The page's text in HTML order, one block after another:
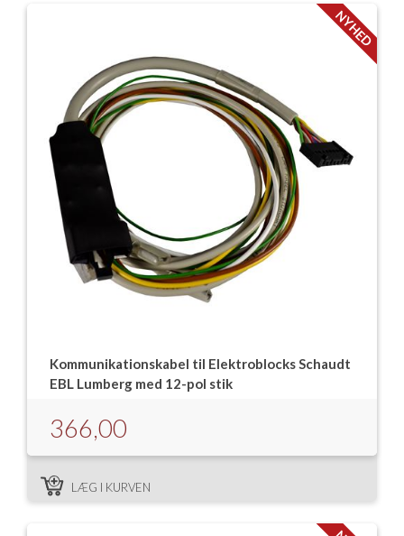
Kommunikationskabel til Elektroblocks Schaudt
EBL Lumberg med 12-pol stik
366,00
NYHED
LÆG I KURVEN